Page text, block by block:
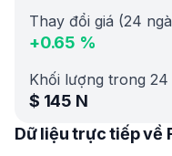
Thay đổi giá (24
+0.65 %
Khối lượng trong 24
$ 145 N
Dữ liệu trực tiếp về